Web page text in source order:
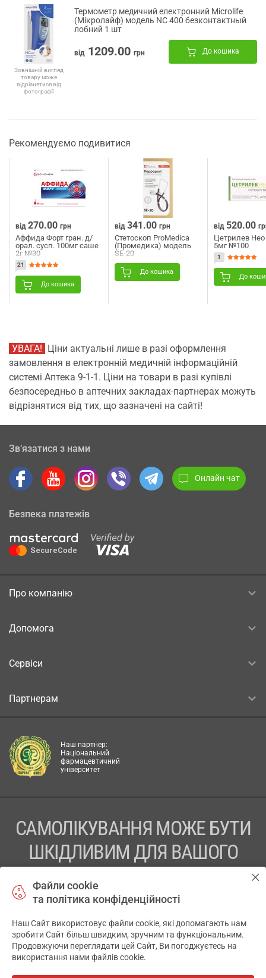
Зовнішній вигляд
товару може
відрізнятися від
фотографії
Термометр медичний електронний Microlife
(Мікролайф) модель NC 400 безконтактный
лобний 1 шт
від 1209.00 грн До кошика
Рекомендуємо подивитися
від 270.00 грн
Аффида Форт гран. д/
орал. сусп. 100мг саше
2г №30
21
До кошика
від 341.00 грн
Стетоскоп ProMedica
(Промедика) модель
SE-20
До кошика
від 520.00
Цетрилев Нео
5мг №100
1
До
УВАГА! Ціни актуальні лише в разі оформлення
замовлення в електронній медичній інформаційній
системі Аптека 9-1-1. Ціни на товари в разі купівлі
безпосередньо в аптечних закладах-партнерах можуть
відрізнятися від тих, що зазначені на сайті!
Зв’язатися з нами
Онлайн чат
Безпека платежів
Про компанію
Допомога
Сервіси
Партнерам
Наш партнер:
Національний
фармацевтичний
університет
САМОЛІКУВАННЯ МОЖЕ БУТИ
ШКІДЛИВИМ ДЛЯ ВАШОГО
ПЕРЕД ЗАСТОСУВАННЯМ ПРЕПАРАТУ ПРОКОНСУЛЬТУЙТЕСЬ
ТОВ «АПТЕКА 911.ЮА» Код ЄДРПОУ 43631965.
Відмова від відповідальності
Файли cookie
та політика конфіденційності
Наш Сайт використовує файли cookie, які допомагають нам
зробити Сайт більш швидким, зручним та функціональним.
Продовжуючи переглядати цей Сайт, Ви погоджуєтесь на
використання нами файлів cookie.
✕